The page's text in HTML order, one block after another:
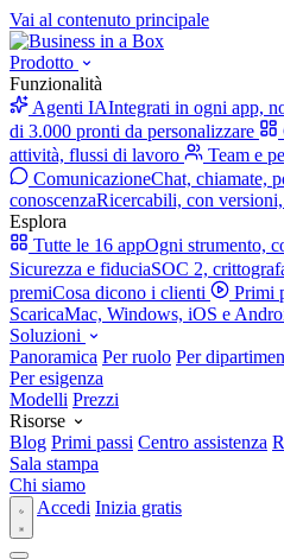
Vai al contenuto principale
Prodotto
Funzionalità
Agenti IAIntegrati in ogni app,
di 3.000 pronti da personalizzare
attività, flussi di lavoro
Team e
ComunicazioneChat, chiamate,
conoscenzaRicercabili, con
Esplora
Tutte le 16 appOgni strumento,
Sicurezza e fiduciaSOC 2,
premiCosa dicono i clienti Primi
ScaricaMac, Windows, iOS e
Soluzioni
Panoramica Per ruolo Per
Per esigenza
Modelli Prezzi
Risorse
Blog Primi passi Centro assistenza
Sala stampa
Chi siamo
Accedi Inizia gratis